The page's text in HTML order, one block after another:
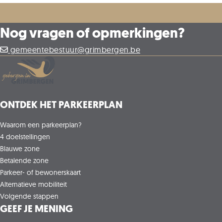
Nog vragen of opmerkingen?
gemeentebestuur@grimbergen.be
ONTDEK HET PARKEERPLAN
Waarom een parkeerplan?
4 doelstellingen
Blauwe zone
Betalende zone
Parkeer- of bewonerskaart
Alternatieve mobiliteit
Volgende stappen
GEEF JE MENING